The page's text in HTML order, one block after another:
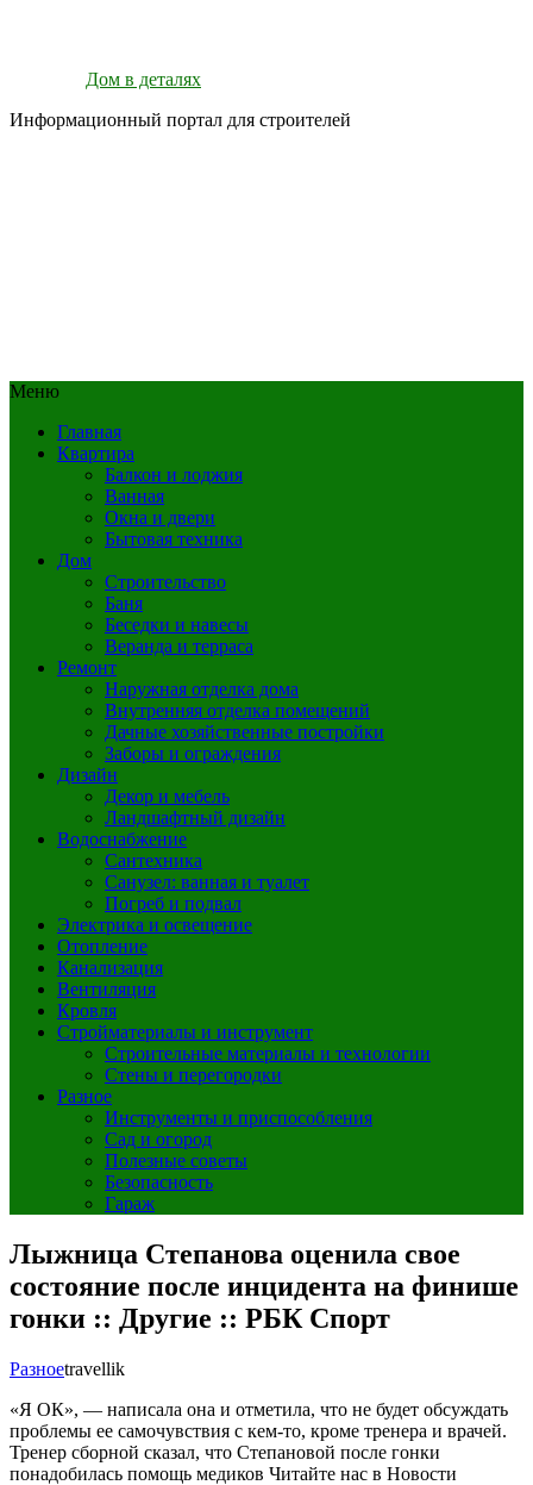
Дом в деталях
Информационный портал для строителей
Меню
Главная
Квартира
Балкон и лоджия
Ванная
Окна и двери
Бытовая техника
Дом
Строительство
Баня
Беседки и навесы
Веранда и терраса
Ремонт
Наружная отделка дома
Внутренняя отделка помещений
Дачные хозяйственные постройки
Заборы и ограждения
Дизайн
Декор и мебель
Ландшафтный дизайн
Водоснабжение
Сантехника
Санузел: ванная и туалет
Погреб и подвал
Электрика и освещение
Отопление
Канализация
Вентиляция
Кровля
Стройматериалы и инструмент
Строительные материалы и технологии
Стены и перегородки
Разное
Инструменты и приспособления
Сад и огород
Полезные советы
Безопасность
Гараж
Лыжница Степанова оценила свое
состояние после инцидента на финише
гонки :: Другие :: РБК Спорт
Разноеtravellik
«Я ОК», — написала она и отметила, что не будет обсуждать
проблемы ее самочувствия с кем-то, кроме тренера и врачей.
Тренер сборной сказал, что Степановой после гонки
понадобилась помощь медиков Читайте нас в Новости